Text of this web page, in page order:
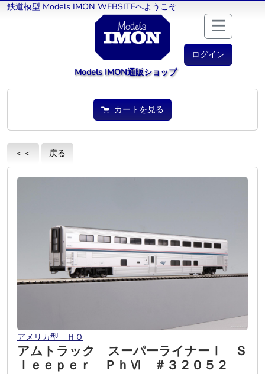
鉄道模型 Models IMON WEBSITEへようこそ
ログイン
Models IMON通販ショップ
カートを見る
＜＜ 戻る
アメリカ型 ＨＯ
アムトラック スーパーライナーⅠ Ｓ
ｌｅｅｐｅｒ ＰｈⅥ ＃３２０５２